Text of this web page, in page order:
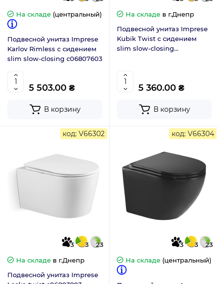
На складе (центральный)
Подвесной унитаз Imprese
Karlov Rimless с сидением
slim slow-closing c06807603
5 503.00 ₴
В корзину
На складе в г.Днепр
Подвесной унитаз Imprese
Kubik Twist с сидением
slim slow-closing
5 360.00 ₴
В корзину
код: V66302
3 3
23
На складе в г.Днепр
Подвесной унитаз Imprese
код: V66304
3 3
23
На складе (центральный)